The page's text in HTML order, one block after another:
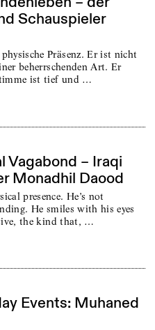
Schauspieler
Präsenz. Er ist nicht
beherrschenden Art. Er
ist tief und …
Vagabond – Iraqi
Monadhil Daood
presence. He’s not
He smiles with his eyes
the kind that, …
Events: Muhaned